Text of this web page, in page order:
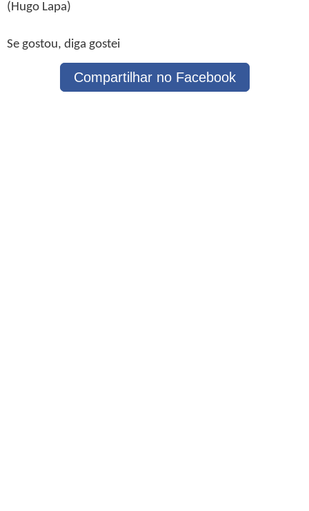
(Hugo Lapa)
Se gostou, diga gostei
Compartilhar no Facebook